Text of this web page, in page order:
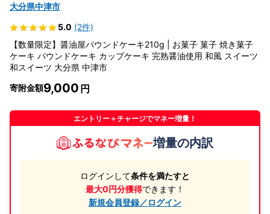
大分県中津市
5.0 (2件)
【数量限定】醤油屋パウンドケーキ210g | お菓子 菓子 焼き菓子
ケーキ パウンドケーキ カップケーキ 完熟醤油使用 和風 スイーツ
和スイーツ 大分県 中津市
寄附金額9,000
エントリー＋チャージでマネー増量！
増量の内訳
ログインして条件を満たすと
最大0円分獲得できます！
新規会員登録／ログイン